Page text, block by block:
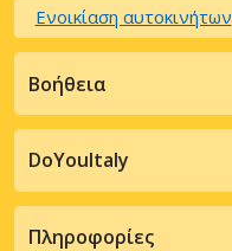
Ενοικίαση αυτοκινήτων
Βοήθεια
DoYouItaly
Πληροφορίες